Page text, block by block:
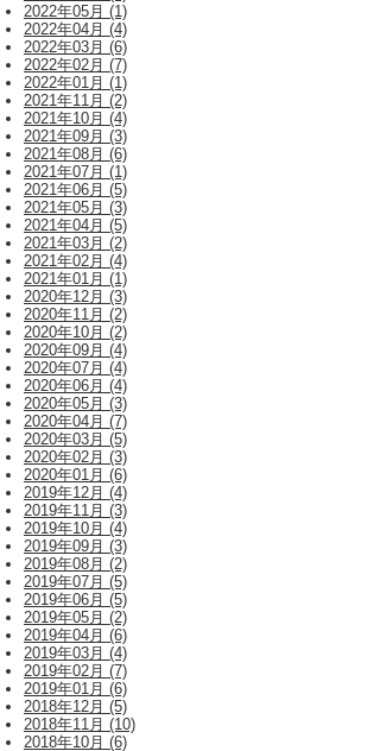
2022年05月 (1)
2022年04月 (4)
2022年03月 (6)
2022年02月 (7)
2022年01月 (1)
2021年11月 (2)
2021年10月 (4)
2021年09月 (3)
2021年08月 (6)
2021年07月 (1)
2021年06月 (5)
2021年05月 (3)
2021年04月 (5)
2021年03月 (2)
2021年02月 (4)
2021年01月 (1)
2020年12月 (3)
2020年11月 (2)
2020年10月 (2)
2020年09月 (4)
2020年07月 (4)
2020年06月 (4)
2020年05月 (3)
2020年04月 (7)
2020年03月 (5)
2020年02月 (3)
2020年01月 (6)
2019年12月 (4)
2019年11月 (3)
2019年10月 (4)
2019年09月 (3)
2019年08月 (2)
2019年07月 (5)
2019年06月 (5)
2019年05月 (2)
2019年04月 (6)
2019年03月 (4)
2019年02月 (7)
2019年01月 (6)
2018年12月 (5)
2018年11月 (10)
2018年10月 (6)